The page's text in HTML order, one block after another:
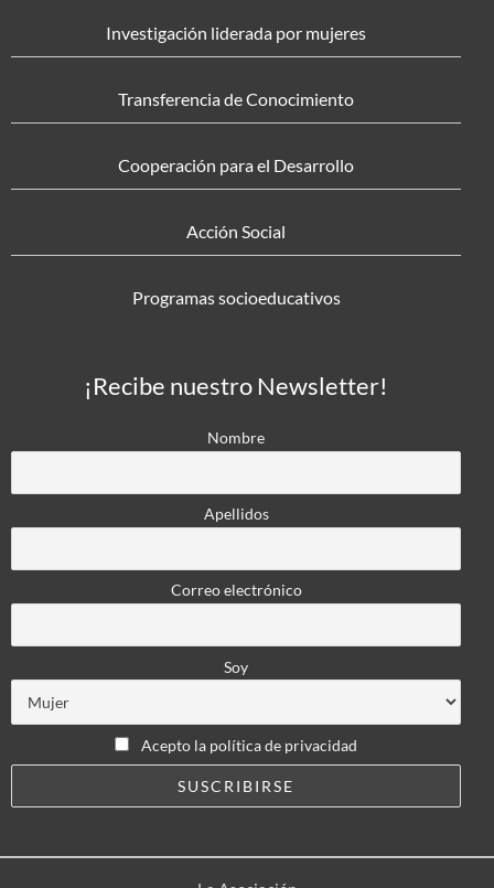
Investigación liderada por mujeres
Transferencia de Conocimiento
Cooperación para el Desarrollo
Acción Social
Programas socioeducativos
¡Recibe nuestro Newsletter!
Nombre
Apellidos
Correo electrónico
Soy
Acepto la política de privacidad